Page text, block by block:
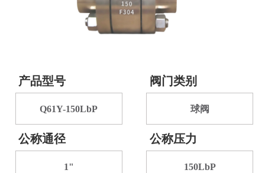
产品型号
Q61Y-150LbP
阀门类别
球阀
公称通径
1"
公称压力
150LbP